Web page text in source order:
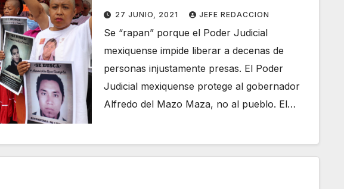
27 JUNIO, 2021 JEFE REDACCION
Se “rapan” porque el Poder Judicial
mexiquense impide liberar a decenas de
personas injustamente presas. El Poder
Judicial mexiquense protege al gobernador
Alfredo del Mazo Maza, no al pueblo. El…